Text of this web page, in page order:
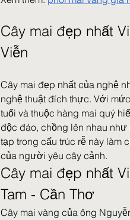
Cây mai đẹp nhất
Viễn
Cây mai đẹp nhất của nghệ
nghệ thuật đích thực. Với
tuổi và thuộc hàng mai quý
độc đáo, chồng lên nhau
tạp trong cấu trúc rễ này làm
của người yêu cây cảnh.
Cây mai đẹp nhất
Tam - Cần Thơ
Cây mai vàng của ông